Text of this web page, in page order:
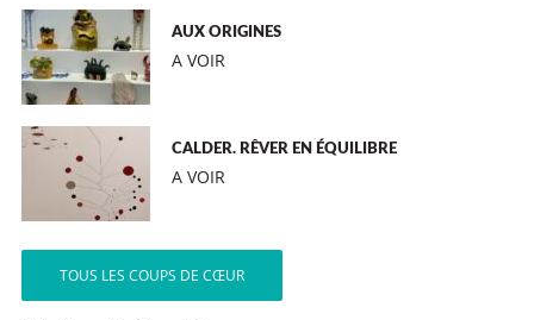
AUX ORIGINES
A VOIR
CALDER. RÊVER EN ÉQUILIBRE
A VOIR
TOUS LES COUPS DE CŒUR